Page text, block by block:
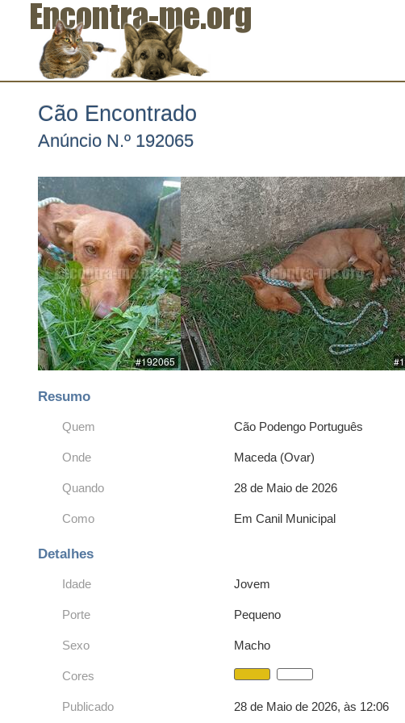
Cão Encontrado
Anúncio N.º 192065
Resumo
Quem Cão Podengo Português
Onde Maceda (Ovar)
Quando 28 de Maio de 2026
Como Em Canil Municipal
Detalhes
Idade Jovem
Porte Pequeno
Sexo Macho
Cores
Publicado 28 de Maio de 2026, às 12:06